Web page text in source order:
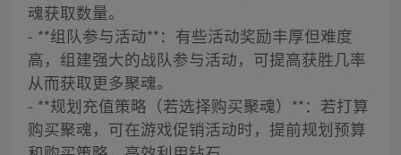
魂获取数量。
- **组队参与活动**：有些活动奖励丰厚但难度
高，组建强大的战队参与活动，可提高获胜几率
从而获取更多聚魂。
- **规划充值策略（若选择购买聚魂）**：若打算
购买聚魂，可在游戏促销活动时，提前规划预算